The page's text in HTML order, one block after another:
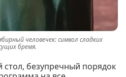
человечек: символ сладких
бремя.
безупречный порядок